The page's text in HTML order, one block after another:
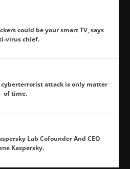
could be your smart TV, says
virus chief.
cyberterrorist attack is only matter
of time.
Lab Cofounder And CEO
Kaspersky.